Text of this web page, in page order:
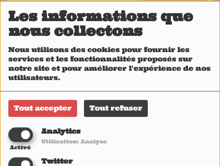
Les informations que
nous collectons
Nous utilisons des cookies pour fournir les
services et les fonctionnalités proposés sur
notre site et pour améliorer l'expérience de nos
utilisateurs.
Tout accepter Tout refuser
Analytics
Activé
Utilisation: Analyse
Twitter
18:28
Renewal
Coroner
18:24